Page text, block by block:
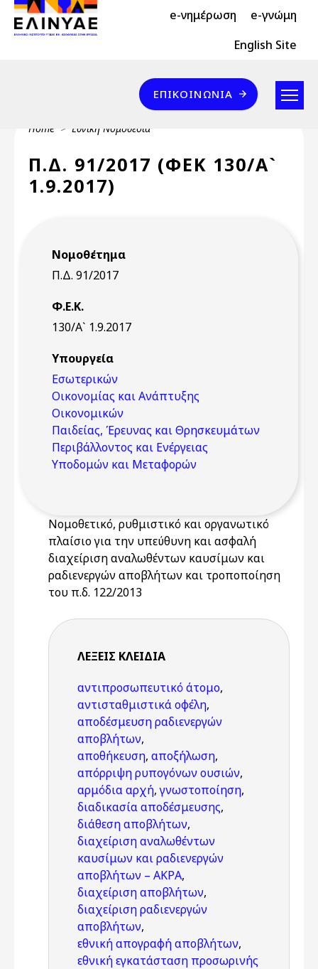
Skip to main content
Header Top 2 e-νημέρωση e-γνώμη
Header Top English Site
Επικοινωνία
ΕΠΙΚΟΙΝΩΝΊΑ
Breadcrumb
Home Εθνική Νομοθεσία
Π.Δ. 91/2017 (ΦΕΚ 130/Α`
1.9.2017)
Νομοθέτημα
Π.Δ. 91/2017
Φ.Ε.Κ.
130/Α` 1.9.2017
Υπουργεία
Εσωτερικών
Οικονομίας και Ανάπτυξης
Οικονομικών
Παιδείας, Έρευνας και Θρησκευμάτων
Περιβάλλοντος και Ενέργειας
Υποδομών και Μεταφορών
Νομοθετικό, ρυθμιστικό και οργανωτικό
πλαίσιο για την υπεύθυνη και ασφαλή
διαχείριση αναλωθέντων καυσίμων και
ραδιενεργών αποβλήτων και τροποποίηση
του π.δ. 122/2013
ΛΈΞΕΙΣ KΛΕΙΔΙΆ
αντιπροσωπευτικό άτομο,
αντισταθμιστικά οφέλη,
αποδέσμευση ραδιενεργών
αποβλήτων,
αποθήκευση, αποξήλωση,
απόρριψη ρυπογόνων ουσιών,
αρμόδια αρχή, γνωστοποίηση,
διαδικασία αποδέσμευσης,
διάθεση αποβλήτων,
διαχείριση αναλωθέντων
καυσίμων και ραδιενεργών
αποβλήτων – ΑΚΡΑ,
διαχείριση αποβλήτων,
διαχείριση ραδιενεργών
αποβλήτων,
εθνική απογραφή αποβλήτων,
εθνική εγκατάσταση προσωρινής